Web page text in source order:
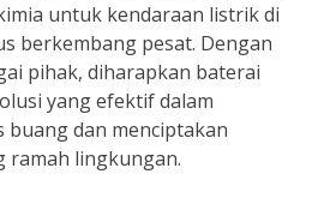
untuk kendaraan listrik di
berkembang pesat. Dengan
pihak, diharapkan baterai
yang efektif dalam
buang dan menciptakan
ramah lingkungan.